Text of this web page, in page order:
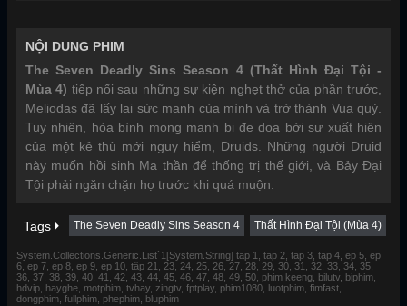
NỘI DUNG PHIM
The Seven Deadly Sins Season 4 (Thất Hình Đại Tội -
Mùa 4) tiếp nối sau những sự kiện nghẹt thở của phần trước,
Meliodas đã lấy lại sức mạnh của mình và trở thành Vua quỷ.
Tuy nhiên, hòa bình mong manh bị đe dọa bởi sự xuất hiện
của một kẻ thù mới nguy hiểm, Druids. Những người Druid
này muốn hồi sinh Ma thần để thống trị thế giới, và Bảy Đại
Tội phải ngăn chặn họ trước khi quá muộn.
Tags The Seven Deadly Sins Season 4 Thất Hình Đại Tội (Mùa 4)
System.Collections.Generic.List`1[System.String] tap 1, tap 2, tap 3, tap 4, ep 5, ep
6, ep 7, ep 8, ep 9, ep 10, tập 21, 23, 24, 25, 26, 27, 28, 29, 30, 31, 32, 33, 34, 35,
36, 37, 38, 39, 40, 41, 42, 43, 44, 45, 46, 47, 48, 49, 50, phim keeng, bilutv, biphim,
hdvip, hayghe, motphim, tvhay, zingtv, fptplay, phim1080, luotphim, fimfast,
dongphim, fullphim, phephim, bluphim